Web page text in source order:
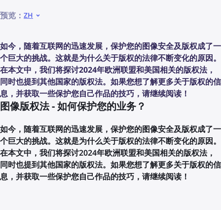
预览： ZH
如今，随着互联网的迅速发展，保护您的图像安全及版权成了一
个巨大的挑战。这就是为什么关于版权的法律不断变化的原因。
在本文中，我们将探讨2024年欧洲联盟和美国相关的版权法，
同时也提到其他国家的版权法。如果您想了解更多关于版权的信
息，并获取一些保护您自己作品的技巧，请继续阅读！
图像版权法 - 如何保护您的业务？
如今，随着互联网的迅速发展，保护您的图像安全及版权成了一
个巨大的挑战。这就是为什么关于版权的法律不断变化的原因。
在本文中，我们将探讨2024年欧洲联盟和美国相关的版权法，
同时也提到其他国家的版权法。如果您想了解更多关于版权的信
息，并获取一些保护您自己作品的技巧，请继续阅读！